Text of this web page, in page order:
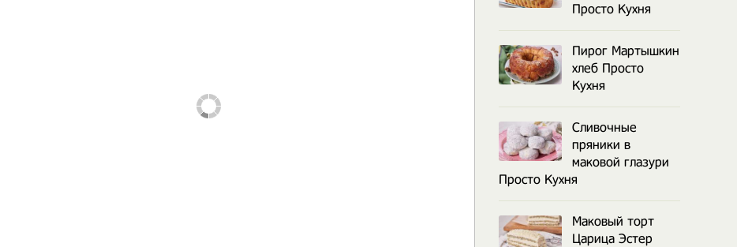
Просто Кухня
Пирог Мартышкин
хлеб Просто
Кухня
Сливочные
пряники в
маковой глазури
Просто Кухня
Маковый торт
Царица Эстер